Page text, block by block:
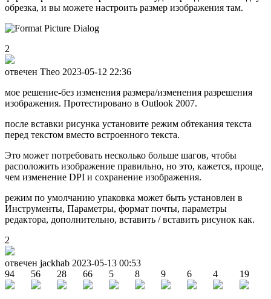
обрезка, и вы можете настроить размер изображения там.
2
отвечен Theo 2023-05-12 22:36
мое решение-без изменения размера/изменения разрешения
изображения. Протестировано в Outlook 2007.
после вставки рисунка установите режим обтекания текста
перед текстом вместо встроенного текста.
Это может потребовать несколько больше шагов, чтобы
расположить изображение правильно, но это, кажется, проще,
чем изменение DPI и сохранение изображения.
режим по умолчанию упаковка может быть установлен в
Инструменты, Параметры, формат почты, параметры
редактора, дополнительно, вставить / вставить рисунок как.
2
отвечен jackhab 2023-05-13 00:53
94
56 28 66 5 8 9 6 4 19